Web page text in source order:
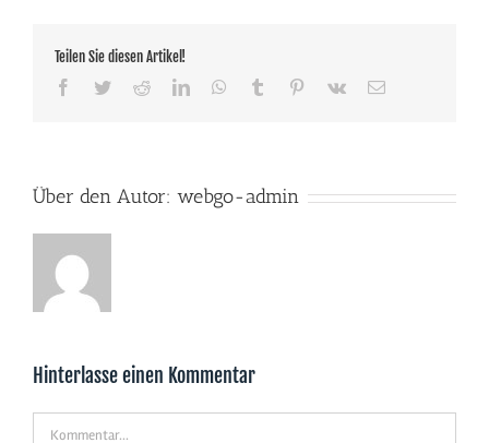
Teilen Sie diesen Artikel!
Facebook
TwitterRedditLinkedInWhatsApp
Tumblr Pinterest
Vk
E-
Über den Autor: webgo-admin
Hinterlasse einen Kommentar